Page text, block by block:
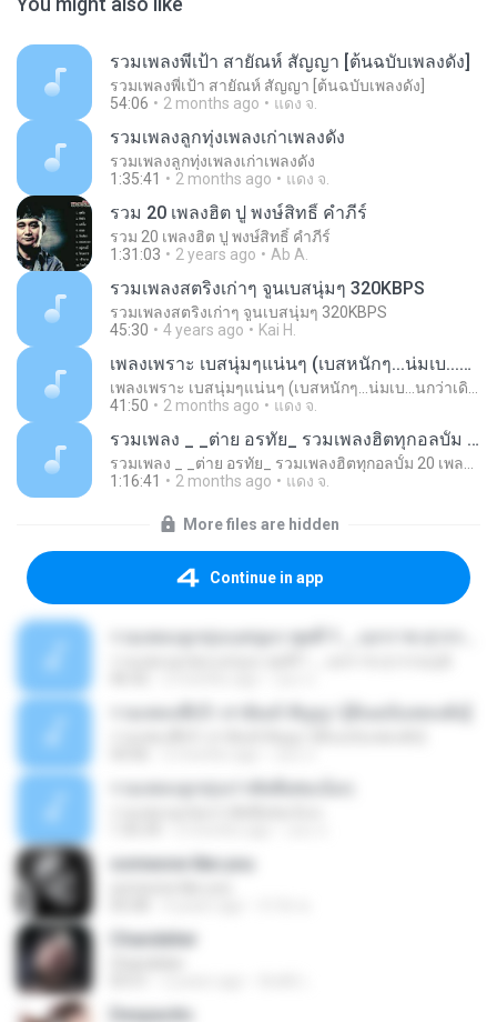
รวมเพลงพี่เป้า สายัณห์ สัญญา [ต้นฉบับเพลงดัง]
รวมเพลงพี่เป้า สายัณห์ สัญญา [ต้นฉบับเพลงดัง]
54:06
2 months ago แดง จ.
รวมเพลงลูกทุ่งเพลงเก่าเพลงดัง
รวมเพลงลูกทุ่งเพลงเก่าเพลงดัง
1:35:41
2 months ago แดง จ.
รวม 20 เพลงฮิต ปู พงษ์สิทธิ์ คำภีร์
รวม 20 เพลงฮิต ปู พงษ์สิทธิ์ คำภีร์
1:31:03
2 years ago Ab A.
รวมเพลงสตริงเก่าๆ จูนเบสนุ่มๆ 320KBPS
รวมเพลงสตริงเก่าๆ จูนเบสนุ่มๆ 320KBPS
45:30
4 years ago Kai H.
เพลงเพราะ เบสนุ่มๆแน่นๆ (เบสหนักๆ...น่มเบ...นกว่าเดิม)#เบสแน่น#เบสหนัก#เบสนุ่ม#ลูกทุ่ง
41:50
2 months ago แดง จ.
รวมเพลง _ _ต่าย อรทัย_ รวมเพลงฮิตทุกอลบั้ม 20 เพลงส่งท้ายปีที่ดีที่สุด ♪
1:16:41
2 months ago แดง จ.
More files are hidden
Continue in app
รวมเพลงพี่เป้า สายัณห์ สัญญา [ต้นฉบับเพลงดัง]
รวมเพลงลูกทุ่งเก่าคัดพิเศษเน้นๆ
someone like you
Chandelier
Despacito